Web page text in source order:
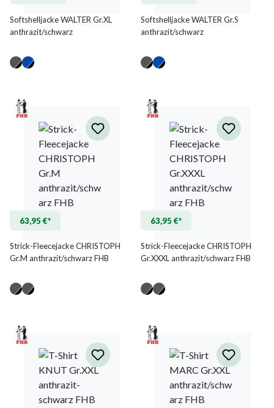
Softshelljacke WALTER Gr.XL
anthrazit/schwarz
Softshelljacke WALTER Gr.S
anthrazit/schwarz
(Diese Option ist zurzeit nicht
(Diese Option ist zurzeit nicht
63,95 €*
Strick-Fleecejacke CHRISTOPH
Gr.M anthrazit/schwarz FHB
63,95 €*
Strick-Fleecejacke CHRISTOPH
Gr.XXXL anthrazit/schwarz FHB
(Diese Option ist zurzeit nicht
(Diese Option ist zurzeit nicht